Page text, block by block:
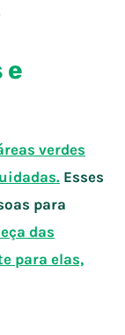
e
verdes
Esses
para
das
para elas,